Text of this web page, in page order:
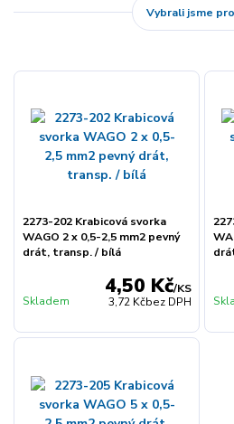
Vybrali jsme
2273-202 Krabicová svorka
WAGO 2 x 0,5-2,5 mm2 pevný
drát, transp. / bílá
4,50 Kč/KS
3,72 Kčbez DPH
Skladem